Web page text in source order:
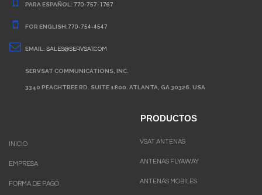
PARA ESPAÑOL: 770-757-1767
FOR ENGLISH:770-754-4547
EMAIL: SALES@SERVSAT.COM
SERVSAT COMMUNICATIONS, INC.
3340 PEACHTREE RD. SUITE 1800. ATLANTA, GA 30326. USA
INICIO
EMPRESA
FORMA DE PAGO
PRODUCTOS
VSAT ANTENAS
ANTENAS FLYAWAY
ANTENAS MOBILES